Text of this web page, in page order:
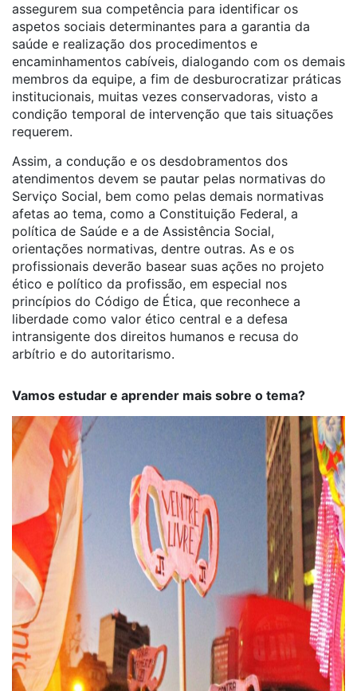
assegurem sua competência para identificar os
aspetos sociais determinantes para a garantia da
saúde e realização dos procedimentos e
encaminhamentos cabíveis, dialogando com os demais
membros da equipe, a fim de desburocratizar práticas
institucionais, muitas vezes conservadoras, visto a
condição temporal de intervenção que tais situações
requerem.
Assim, a condução e os desdobramentos dos
atendimentos devem se pautar pelas normativas do
Serviço Social, bem como pelas demais normativas
afetas ao tema, como a Constituição Federal, a
política de Saúde e a de Assistência Social,
orientações normativas, dentre outras. As e os
profissionais deverão basear suas ações no projeto
ético e político da profissão, em especial nos
princípios do Código de Ética, que reconhece a
liberdade como valor ético central e a defesa
intransigente dos direitos humanos e recusa do
arbítrio e do autoritarismo.
Vamos estudar e aprender mais sobre o tema?